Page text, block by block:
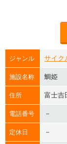
ジャンル サイク
施設名称 鯛姫
住所 富士吉
電話番号 －
定休日 －